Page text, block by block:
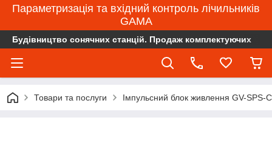
Параметризація та вхідний контроль лічильників
GAMA
Будівництво сонячних станцій. Продаж комплектуючих
Товари та послуги Імпульсний блок живлення GV-SPS-